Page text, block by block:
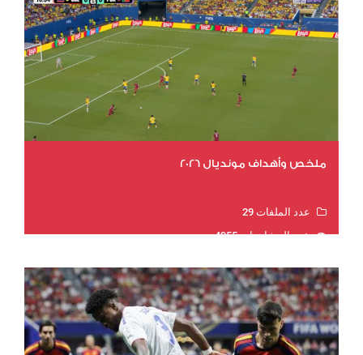
ملخص وأهداف مونديال 2026
عدد الملفات 29
عدد المشاهدات 4955